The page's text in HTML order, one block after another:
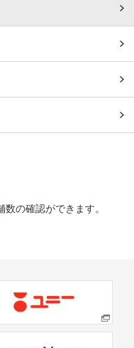
の確認ができます。